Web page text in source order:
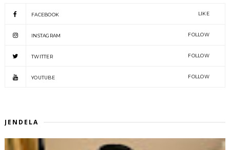
FACEBOOK LIKE
INSTAGRAM FOLLOW
TWITTER FOLLOW
YOUTUBE FOLLOW
JENDELA